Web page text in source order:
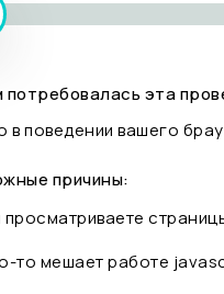
потребовалась эта
в поведении вашего
причины:
просматриваете
то мешает работе